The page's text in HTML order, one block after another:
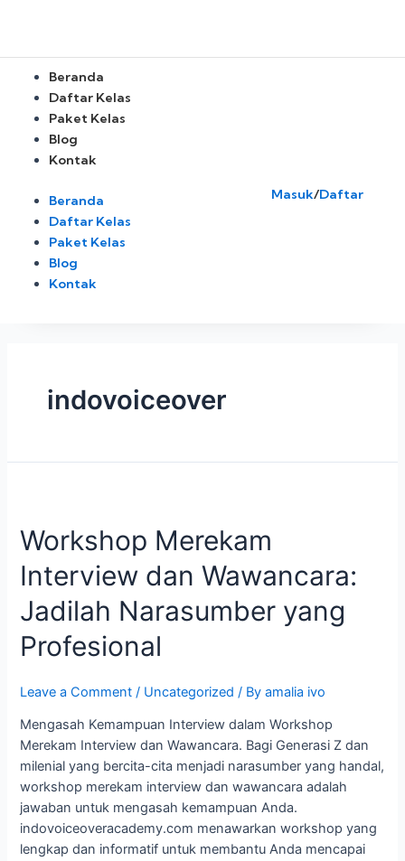
Beranda
Daftar Kelas
Paket Kelas
Blog
Kontak
Menu
Beranda
Daftar Kelas
Paket Kelas
Blog
Kontak
Masuk/Daftar
indovoiceover
Workshop Merekam
Interview dan Wawancara:
Jadilah Narasumber yang
Profesional
Leave a Comment / Uncategorized / Byamalia ivo
Mengasah Kemampuan Interview dalam Workshop
Merekam Interview dan Wawancara. Bagi Generasi Z dan
milenial yang bercita-cita menjadi narasumber yang handal,
workshop merekam interview dan wawancara adalah
jawaban untuk mengasah kemampuan Anda.
indovoiceoveracademy.com menawarkan workshop yang
lengkap dan informatif untuk membantu Anda mencapai
Interview
dan
Wawancara:
Narasumber
yang
Profesional